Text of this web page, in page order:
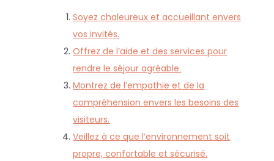
Soyez chaleureux et accueillant envers
vos invités.
Offrez de l’aide et des services pour
rendre le séjour agréable.
Montrez de l’empathie et de la
compréhension envers les besoins des
visiteurs.
Veillez à ce que l’environnement soit
propre, confortable et sécurisé.